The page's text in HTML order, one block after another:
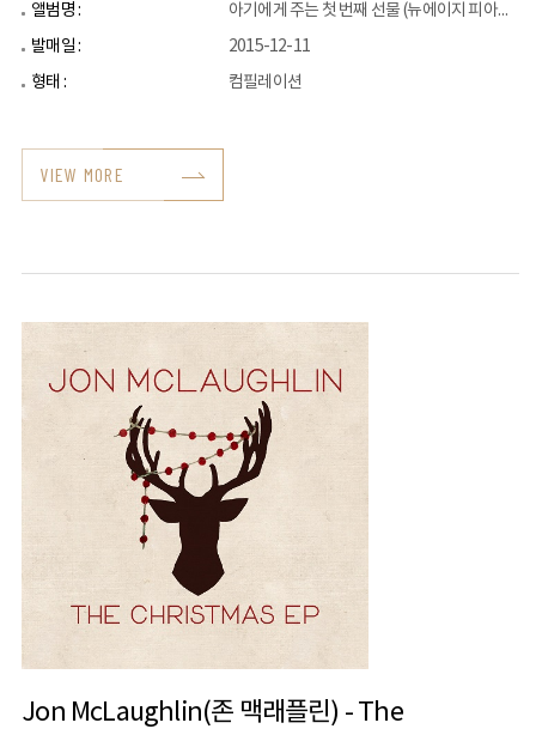
앨범명 :
아기에게 주는 첫 번째 선물 (뉴에이지 피아노 태교음반)
발매일 :
2015-12-11
형태 :
컴필레이션
VIEW MORE
Jon McLaughlin(존 맥래플린) - The